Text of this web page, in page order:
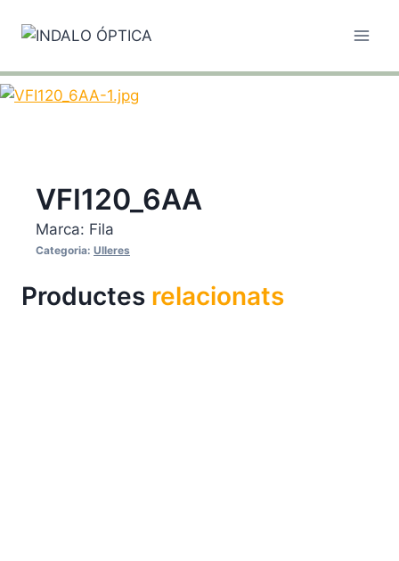
VFI120_6AA
Marca: Fila
Categoria: Ulleres
Productes relacionats